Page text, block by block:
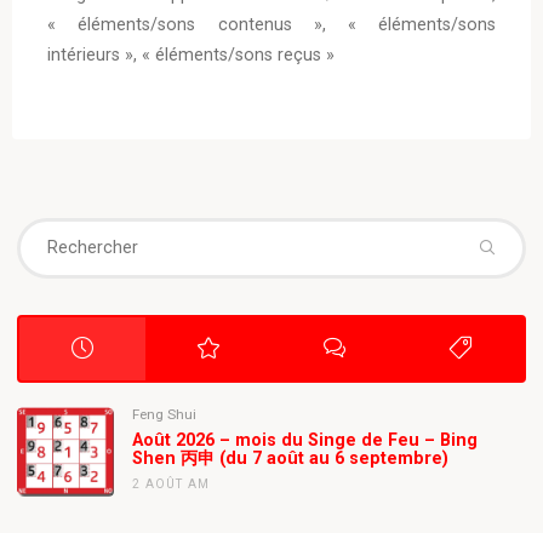
« éléments/sons contenus », « éléments/sons
intérieurs », « éléments/sons reçus »
Feng Shui
Août 2026 – mois du Singe de Feu – Bing
Shen 丙申 (du 7 août au 6 septembre)
2 AOÛT AM